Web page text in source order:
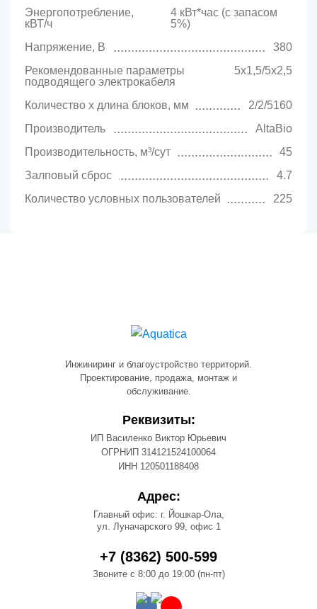
Энергопотребление,
кВТ/ч
4 кВт*час (с запасом
5%)
Напряжение, В
380
Рекомендованные параметры
подводящего электрокабеля
5х1,5/5х2,5
Количество х длина блоков, мм
2/2/5160
Производитель
AltaBio
Производительность, м³/сут
45
Залповый сброс
4.7
Количество условных пользователей
225
Инжиниринг и благоустройство территорий.
Проектирование, продажа, монтаж и
обслуживание.
Реквизиты:
ИП Василенко Виктор Юрьевич
ОГРНИП 314121524100064
ИНН 120501188408
Адрес:
Главный офис: г. Йошкар-Ола,
ул. Луначарского 99, офис 1
+7 (8362) 500-599
Звоните с 8:00 до 19:00 (пн-пт)